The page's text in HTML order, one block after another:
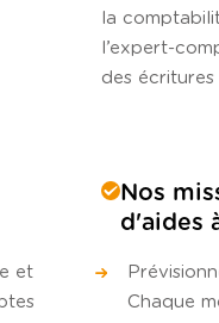
la
l’expert-
des
et
Nos
d'aides
Chaque